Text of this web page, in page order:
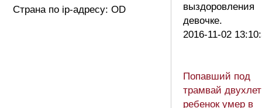
Страна по ip-адресу: OD
выздоровления
девочке.
2016-11-02
Попавший под
трамвай
ребенок умер в